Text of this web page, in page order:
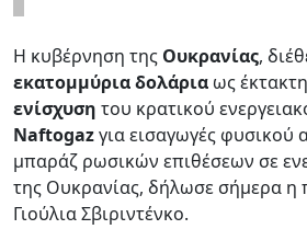
Η κυβέρνηση της Ουκρανίας,
εκατομμύρια δολάρια ως
ενίσχυση του κρατικού
Naftogazγια εισαγωγές φυσικού
μπαράζ ρωσικών επιθέσεων σε
της Ουκρανίας, δήλωσε σήμερα
Γιούλια Σβιριντένκο.